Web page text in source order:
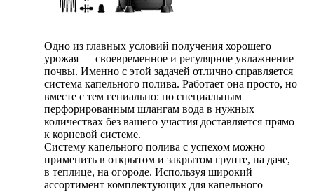
Одно из главных условий получения хорошего
урожая — своевременное и регулярное увлажнение
почвы. Именно с этой задачей отлично справляется
система капельного полива. Работает она просто, но
вместе с тем гениально: по специальным
перфорированным шлангам вода в нужных
количествах без вашего участия доставляется прямо
к корневой системе.
Систему капельного полива с успехом можно
применить в открытом и закрытом грунте, на даче,
в теплице, на огороде. Используя широкий
ассортимент комплектующих для капельного